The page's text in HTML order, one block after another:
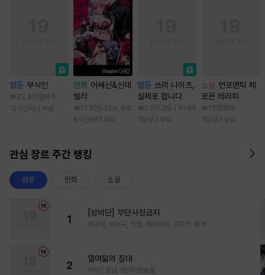
웹툰 부식인
92.8만 임애주
12시간마다 무료
만화 어쌔신&신데
렐라
17.9만 나츠노 유조
6시간마다 무료
웹툰 쓰리 나이츠,
실제로 합니다
1.3만 고토 / 두나래
1일마다 무료
소설 언로맨틱 페
로몬 테라피
1천 망랑독
1일마다 무료
관심 장르 주간 랭킹
웹툰 만화 소설
1
[성비단] 무단사정금지
마규식, 피상구, 진월, 테리야끼, 오프카, 뚱개
2
열여덟의 침대
자태 / 청담, (원작)문슬로